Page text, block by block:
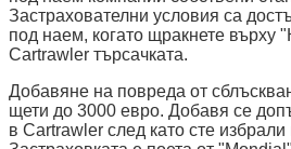
Застрахователни условия са
под наем, когато щракнете върху
Cartrawler търсачката.
Добавяне на повреда от
щети до 3000 евро. Добавя се
в Cartrawler след като сте